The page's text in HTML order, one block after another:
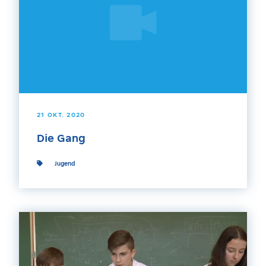
21 OKT. 2020
Die Gang
Jugend